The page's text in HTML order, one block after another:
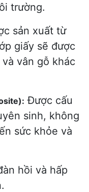
trường.
sản xuất từ
giấy sẽ được
vân gỗ khác
Được cấu
sinh, không
sức khỏe và
hồi và hấp